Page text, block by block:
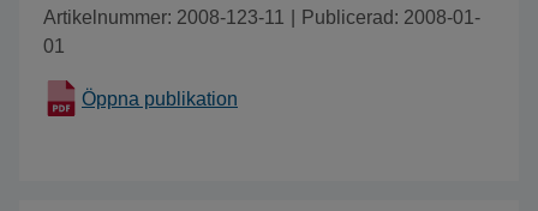
Artikelnummer: 2008-123-11
Publicerad: 2008-01-
01
Öppna publikation